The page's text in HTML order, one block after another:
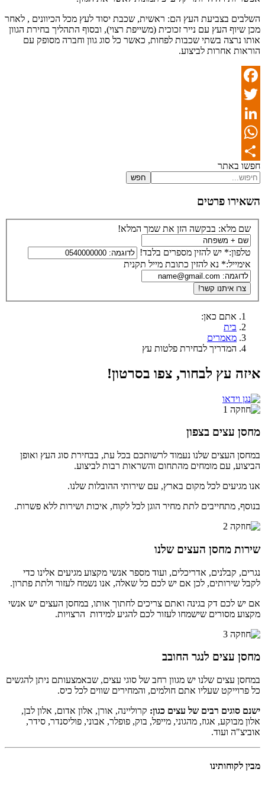
השלבים בצביעת העץ הם: ראשית, שכבת יסוד לעץ מכל הכיוונים , לאחר
מכן שיוף העץ עם נייר זכוכית (משייפת רצוי), ובסוף התהליך בחירת הגוון
אותו נרצה בשתי שכבות לפחות, כאשר כל סוג גוון וחברה מסופק עם
הוראות אחרות לביצוע.
Facebook
Twitter
LinkedIn
WhatsApp
Share
חפשו באתר
חפש
השאירו פרטים
שם מלא: בבקשה הזן את שמך המלא!
טלפון:* יש להזין מספרים בלבד!
אימייל:* נא להזין כתובת מייל תקנית
צרו איתנו קשר!
אתם כאן:
בית
מאמרים
המדריך לבחירת פלטות עץ
איזה עץ לבחור, צפו בסרטון!
מחסן עצים בצפון
במחסן העצים שלנו נעמוד לרשותכם בכל עת, בבחירת סוג העץ ואופן
הביצוע, עם מומחים מהתחום והשראות רבות לביצוע.
אנו מגיעים לכל מקום בארץ, עם שירותי ההובלות שלנו.
בנוסף, מתחייבים לתת מחיר הוגן לכל לקוח, איכות ושירות ללא פשרות.
שירות מחסן העצים שלנו
נגרים, קבלנים, אדריכלים, ועוד מספר אנשי מקצוע מגיעים אלינו כדי
לקבל שירותים, לכן אם יש לכם כל שאלה, אנו נשמח לעזור ולתת פתרון.
אם יש לכם דק בגינה ואתם צריכים לחתוך אותו, במחסן העצים יש אנשי
מקצוע מסורים שישמחו לעזור לכם להגיע למידות הרצויות.
מחסן עצים לנגר החובב
במחסן עצים שלנו יש מגוון רחב של סוגי עצים, שבאמצעותם ניתן להגשים
כל פרוייקט שעליו אתם חולמים, והמחירים שווים לכל כיס.
ישנם סוגים רבים של עצים כגון: קרוליינה, אורן, אלון אדום, אלון לבן,
אלון מבוקע, אגוז, מהגוני, מייפל, בוק, פופלר, אבוני, פוליסנדר, סידר,
אוביצ"ה ועוד.
מבין לקוחותינו